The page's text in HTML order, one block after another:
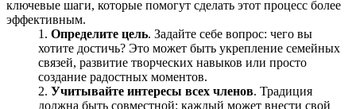
ключевые шаги, которые помогут сделать этот процесс более
эффективным.
Определите цель. Задайте себе вопрос: чего вы
хотите достичь? Это может быть укрепление семейных
связей, развитие творческих навыков или просто
создание радостных моментов.
Учитывайте интересы всех членов. Традиция
должна быть совместной: каждый может внести свой